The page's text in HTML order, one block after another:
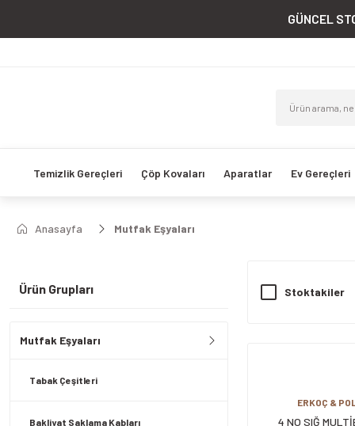
GÜNCEL
Temizlik Gereçleri Çöp Kovaları Aparatlar Ev Gereçleri
Anasayfa Mutfak Eşyaları
Ürün Grupları
Mutfak Eşyaları
Tabak Çeşitleri
Bakliyat Saklama Kabları
Stoktakiler
ERKOÇ &
4 NO SIĞ